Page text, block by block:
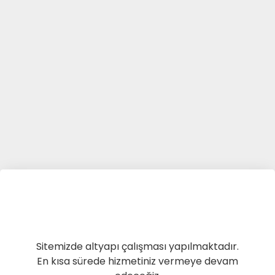
Sitemizde altyapı çalışması yapılmaktadır.
En kısa sürede hizmetiniz vermeye devam